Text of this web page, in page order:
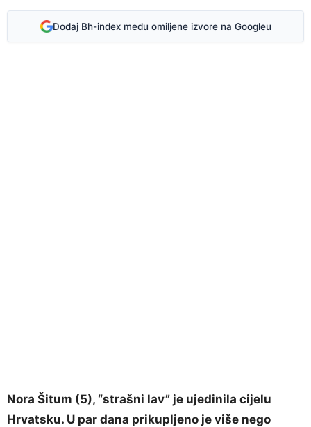
Dodaj Bh-index među omiljene izvore na Googleu
Nora Šitum (5), “strašni lav” je ujedinila cijelu
Hrvatsku. U par dana prikupljeno je više nego